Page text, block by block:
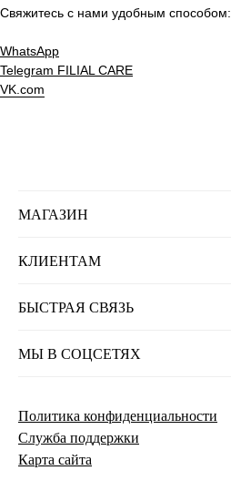
Свяжитесь с нами удобным способом:
WhatsApp
Telegram FILIAL CARE
VK.com
МАГАЗИН
КЛИЕНТАМ
БЫСТРАЯ СВЯЗЬ
МЫ В СОЦСЕТЯХ
Политика конфиденциальности
Служба поддержки
Карта сайта